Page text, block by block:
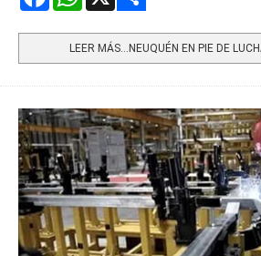
LEER MÁS…NEUQUÉN EN PIE DE